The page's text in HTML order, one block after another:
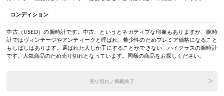
コンディション
中古（USED）の腕時計です。中古、というとネガティブな印象もありますが、腕時
計ではヴィンテージやアンティークと呼ばれ、希少性のためプレミア価格になること
もしばしばあります。選ばれた人しか手にすることができない、ハイクラスの腕時計
です。人気商品のため売り切れとなっています。同様の商品をお探しください。
売り切れ／掲載終了